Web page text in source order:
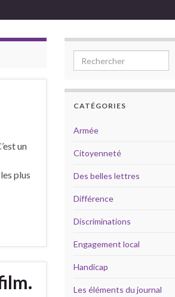
un
plus
Search for:
CATÉGORIES
Armée
Citoyenneté
Des belles lettres
Différence
Discriminations
Engagement local
Handicap
Les éléments du journal